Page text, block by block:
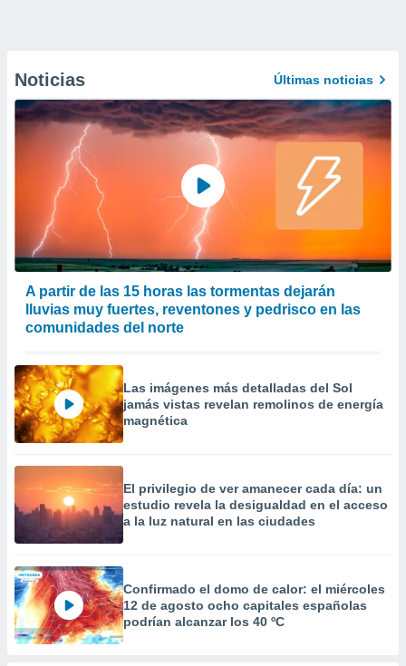
Noticias Últimas noticias
A partir de las 15 horas las tormentas dejarán
lluvias muy fuertes, reventones y pedrisco en las
comunidades del norte
Las imágenes más detalladas del Sol
jamás vistas revelan remolinos de energía
magnética
El privilegio de ver amanecer cada día: un
estudio revela la desigualdad en el acceso
a la luz natural en las ciudades
Confirmado el domo de calor: el miércoles
12 de agosto ocho capitales españolas
podrían alcanzar los 40 ºC